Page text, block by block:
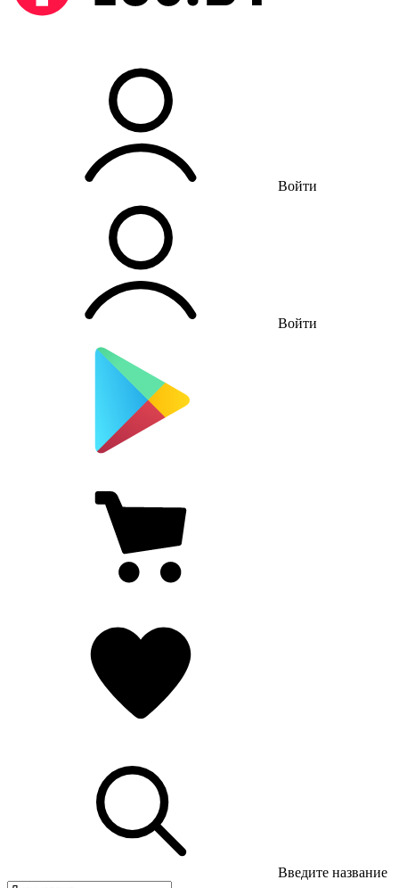
Войти
Войти
Введите название